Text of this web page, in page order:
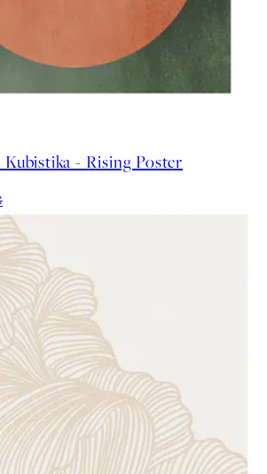
- Rising Poster